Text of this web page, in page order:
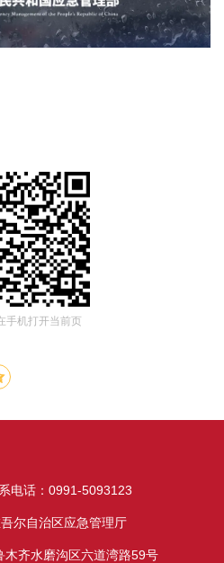
手机打开当前页
电话：0991-5093123
尔自治区应急管理厅
木齐水磨沟区六道湾路59号